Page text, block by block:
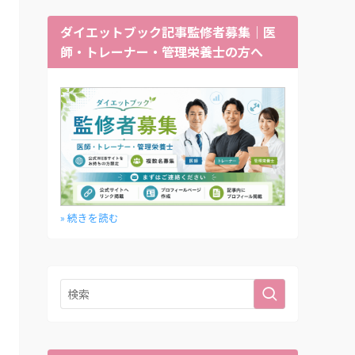
ダイエットブック記事監修者募集｜医
師・トレーナー・管理栄養士の方へ
» 続きを読む